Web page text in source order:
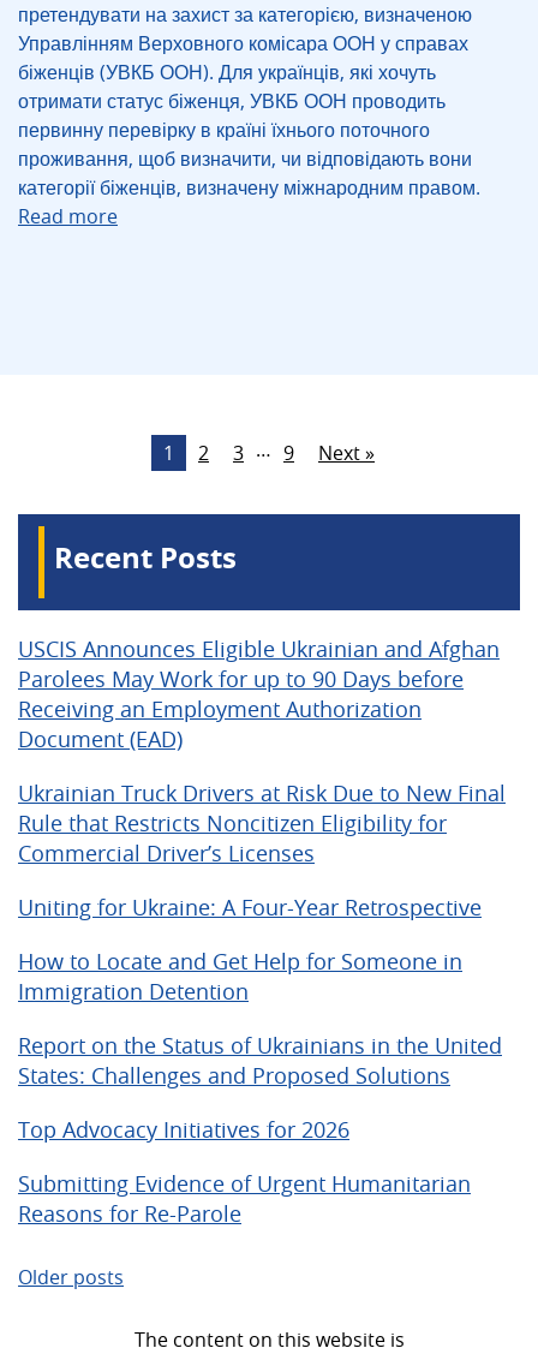
претендувати на захист за категорією, визначеною
Управлінням Верховного комісара ООН у справах
біженців (УВКБ ООН). Для українців, які хочуть
отримати статус біженця, УВКБ ООН проводить
первинну перевірку в країні їхнього поточного
проживання, щоб визначити, чи відповідають вони
категорії біженців, визначену міжнародним правом.
Read more
1 2 3 … 9 Next »
Recent Posts
USCIS Announces Eligible Ukrainian and Afghan
Parolees May Work for up to 90 Days before
Receiving an Employment Authorization
Document (EAD)
Ukrainian Truck Drivers at Risk Due to New Final
Rule that Restricts Noncitizen Eligibility for
Commercial Driver’s Licenses
Uniting for Ukraine: A Four-Year Retrospective
How to Locate and Get Help for Someone in
Immigration Detention
Report on the Status of Ukrainians in the United
States: Challenges and Proposed Solutions
Top Advocacy Initiatives for 2026
Submitting Evidence of Urgent Humanitarian
Reasons for Re-Parole
Posts
Older posts
The content on this website is